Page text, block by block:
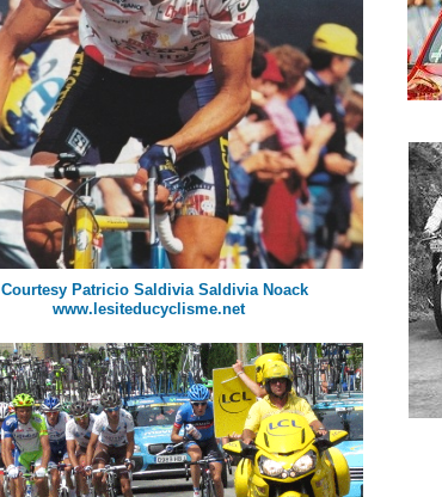
Courtesy Patricio Saldivia Saldivia Noack
www.lesiteducyclisme.net